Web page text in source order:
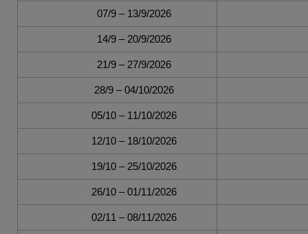
07/9 – 13/9/2026
14/9 – 20/9/2026
21/9 – 27/9/2026
28/9 – 04/10/2026
05/10 – 11/10/2026
12/10 – 18/10/2026
19/10 – 25/10/2026
26/10 – 01/11/2026
02/11 – 08/11/2026